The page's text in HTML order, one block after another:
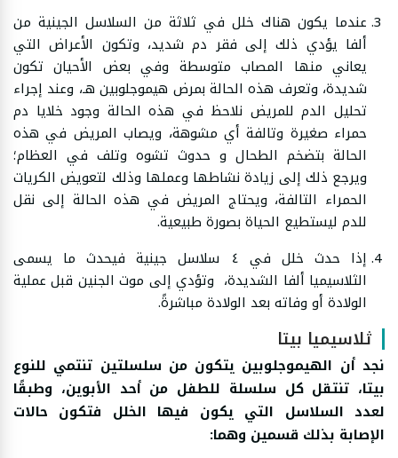
عندما يكون هناك خلل في ثلاثة من السلاسل الجينية من
ألفا يؤدي ذلك إلى فقر دم شديد، وتكون الأعراض التي
يعاني منها المصاب متوسطة وفي بعض الأحيان تكون
شديدة، وتعرف هذه الحالة بمرض هيموجلوبين هـ، وعند إجراء
تحليل الدم للمريض نلاحظ في هذه الحالة وجود خلايا دم
حمراء صغيرة وتالفة أي مشوهة، ويصاب المريض في هذه
الحالة بتضخم الطحال و حدوث تشوه وتلف في العظام؛
ويرجع ذلك إلى زيادة نشاطها وعملها وذلك لتعويض الكريات
الحمراء التالفة، ويحتاج المريض في هذه الحالة إلى نقل
للدم ليستطيع الحياة بصورة طبيعية.
إذا حدث خلل في ٤ سلاسل جينية فيحدث ما يسمى
الثلاسيميا ألفا الشديدة، وتؤدي إلى موت الجنين قبل عملية
الولادة أو وفاته بعد الولادة مباشرةً.
ثلاسيميا بيتا
نجد أن الهيموجلوبين يتكون من سلسلتين تنتمي للنوع
بيتا، تنتقل كل سلسلة للطفل من أحد الأبوين، وطبقًا
لعدد السلاسل التي يكون فيها الخلل فتكون حالات
الإصابة بذلك قسمين وهما: